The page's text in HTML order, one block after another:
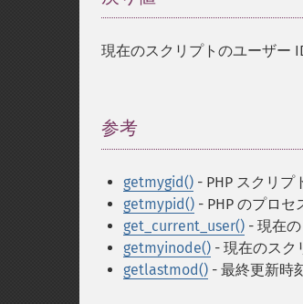
現在のスクリプトのユーザー
参考
getmygid() - PHP スクリプ
getmypid() - PHP のプロセ
get_current_user() - 現在
getmyinode() - 現在のスク
getlastmod() - 最終更新時